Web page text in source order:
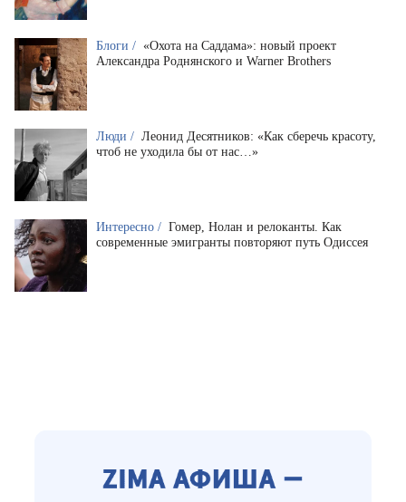
Блоги / «Охота на Саддама»: новый проект
Александра Роднянского и Warner Brothers
Люди / Леонид Десятников: «Как сберечь красоту,
чтоб не уходила бы от нас…»
Интересно / Гомер, Нолан и релоканты. Как
современные эмигранты повторяют путь Одиссея